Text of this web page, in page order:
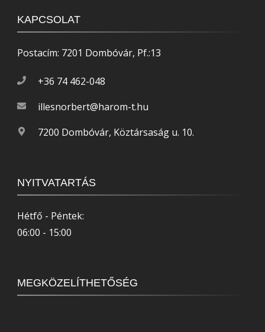
KAPCSOLAT
Postacím: 7201 Dombóvár, Pf.:13
+36 74 462-048
illesnorbert@harom-t.hu
7200 Dombóvár, Köztársaság u. 10.
NYITVATARTÁS
Hétfő - Péntek:
06:00 - 15:00
MEGKÖZELÍTHETŐSÉG